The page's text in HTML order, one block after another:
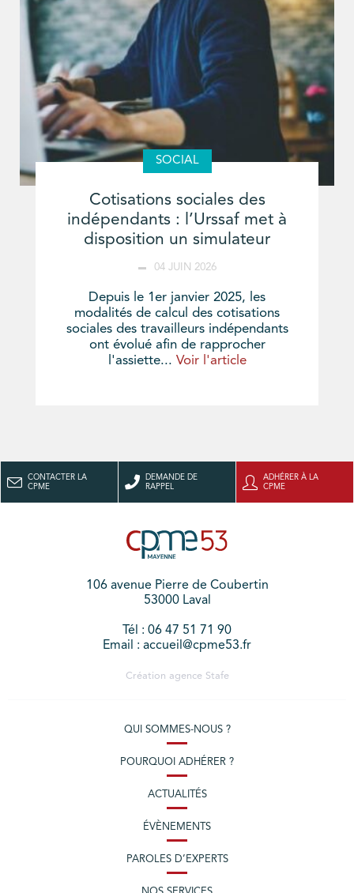
SOCIAL
Cotisations sociales des
indépendants : l’Urssaf met à
disposition un simulateur
04 JUIN 2026
Depuis le 1er janvier 2025, les
modalités de calcul des cotisations
sociales des travailleurs indépendants
ont évolué afin de rapprocher
l'assiette... Voir l'article
CONTACTER LA
CPME
DEMANDE DE
RAPPEL
ADHÉRER À LA
CPME
106 avenue Pierre de Coubertin
53000 Laval
Tél : 06 47 51 71 90
Email : accueil@cpme53.fr
Création agence Stafe
QUI SOMMES-NOUS ?
POURQUOI ADHÉRER ?
ACTUALITÉS
ÉVÈNEMENTS
PAROLES D’EXPERTS